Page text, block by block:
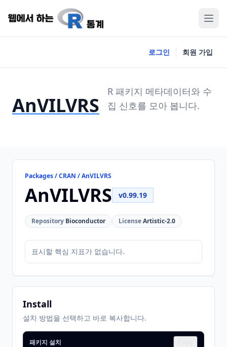
로그인 회원 가입
AnVILVRS
R 패키지 메타데이터와 수
집 신호를 모아 봅니다.
Packages / CRAN / AnVILVRS
AnVILVRS v0.99.19
Repository Bioconductor LicenseArtistic-2.0
표시할 핵심 지표가 없습니다.
Install
설치 방법을 선택하고 바로 복사합니다.
패키지 설치